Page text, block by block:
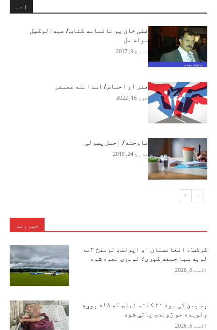
ادب
غنی خان یو ناتمامه کتاب/ عبدالوکیل
سوله مل
مارچ 9, 2017
هنر او احساس/ اسدالله غضنفر
جون 16, 2022
ناوخته/ اجمل پسرلی
مارچ 24, 2019
خبرونه
کرکټ:د افغانستان او ایرلنډ ترمنځ ۲مه
لوبه سبا جمعه کېږي؛ لومړۍ لغوه شوه
اګست 6, 2026
په چین کې یوه ۲۰ کلنه نجلۍ له ۱۸م پوړه
ولوېده خو ژوندۍ پاتې شوه
اګست 6, 2026